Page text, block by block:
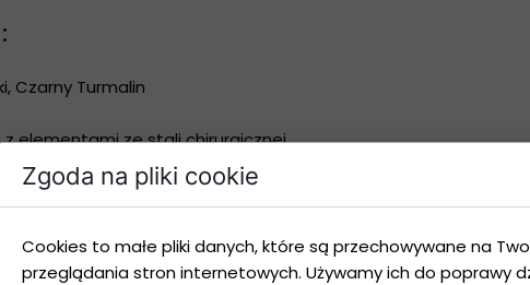
Czarny Turmalin
elementami ze stali chirurgicznej
stali chirurgicznej
jest ręcznie oraz tworzony z naturalnych kamieni, dlatego
odcienia, struktury lub naturalnych inkluzji kamieni, co jest
Zgoda na pliki cookie
Cookies to małe pliki danych, które są przechowywane na
przeglądania stron internetowych. Używamy ich do poprawy